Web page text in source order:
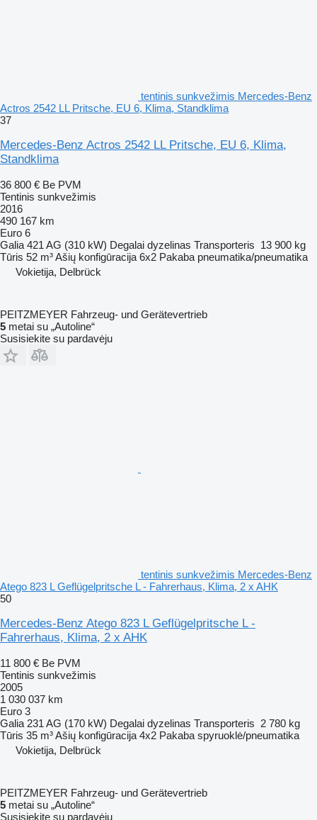
tentinis sunkvežimis Mercedes-Benz
Actros 2542 LL Pritsche, EU 6, Klima, Standklima
37
Mercedes-Benz Actros 2542 LL Pritsche, EU 6, Klima,
Standklima
36 800 € Be PVM
Tentinis sunkvežimis
2016
490 167 km
Euro 6
Galia 421 AG (310 kW) Degalai dyzelinas Transporteris 13 900 kg
Tūris 52 m³Ašių konfigūracija 6x2 Pakaba pneumatika/pneumatika
Vokietija, Delbrück
PEITZMEYER Fahrzeug- und Gerätevertrieb
5 metai su „Autoline“
Susisiekite su pardavėju
tentinis sunkvežimis Mercedes-Benz
Atego 823 L Geflügelpritsche L - Fahrerhaus, Klima, 2 x AHK
50
Mercedes-Benz Atego 823 L Geflügelpritsche L -
Fahrerhaus, Klima, 2 x AHK
11 800 € Be PVM
Tentinis sunkvežimis
2005
1 030 037 km
Euro 3
Galia 231 AG (170 kW) Degalai dyzelinas Transporteris 2 780 kg
Tūris 35 m³Ašių konfigūracija 4x2 Pakaba spyruoklė/pneumatika
Vokietija, Delbrück
PEITZMEYER Fahrzeug- und Gerätevertrieb
5 metai su „Autoline“
Susisiekite su pardavėju